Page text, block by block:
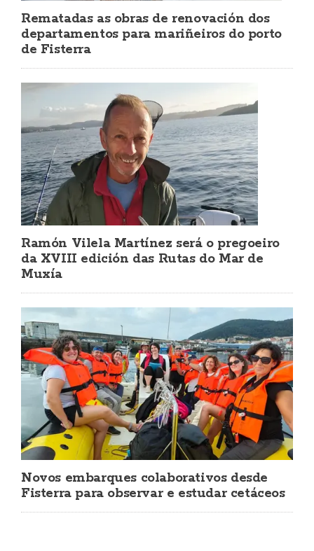
Rematadas as obras de renovación dos
departamentos para mariñeiros do porto
de Fisterra
Ramón Vilela Martínez será o pregoeiro
da XVIII edición das Rutas do Mar de
Muxía
Novos embarques colaborativos desde
Fisterra para observar e estudar cetáceos